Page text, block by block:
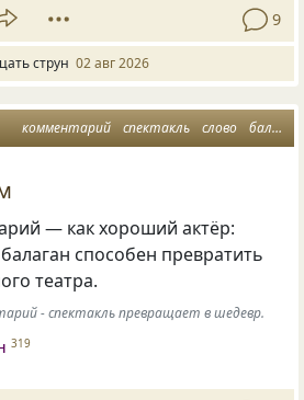
9
струн 02 авг 2026
комментарий спектакль слово балаган
— как хороший актёр:
способен превратить
театра.
- спектакль превращает в шедевр.
319